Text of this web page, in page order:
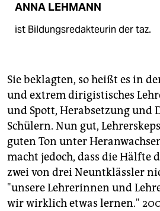
ANNA LEHMANN
ist Bildungsredakteurin der taz.
Sie beklagten, so heißt es in
und extrem dirigistisches
und Spott, Herabsetzung und
Schülern. Nun gut,
guten Ton unter
macht jedoch, dass die Hälfte
zwei von drei Neuntklässler
"unsere Lehrerinnen und
wir wirklich etwas lernen."